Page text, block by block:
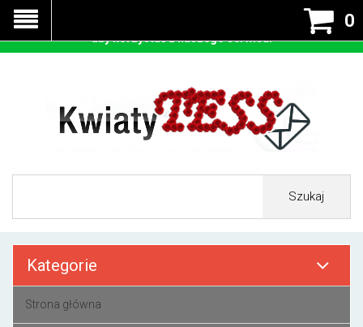
0
Szukaj
Kategorie
Strona główna
Nasza strona korzysta z cookies - czyli tzw ciastek w celu
prawidłowego działania. Zaakceptuj przyjmowanie cookies
aby korzystać z naszego serwisu.